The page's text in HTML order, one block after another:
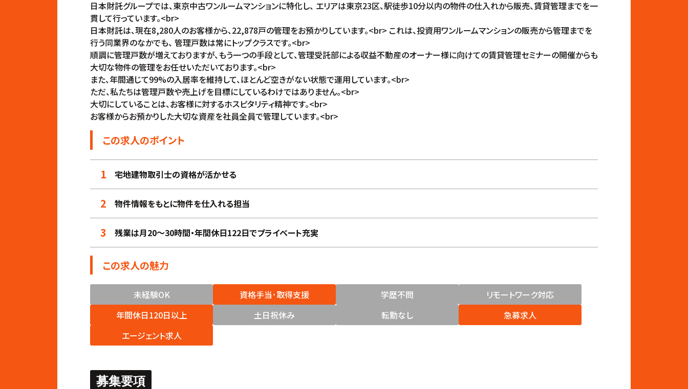
日本財託グループでは、東京中古ワンルームマンションに特化し、 エリアは東京23区、駅徒歩10分以内の物件の仕入れから販売、賃貸管理までを一
貫して行っています。<br>
日本財託は、現在8,280人のお客様から、22,878戸の管理をお預かりしています。<br> これは、投資用ワンルームマンションの販売から管理までを
行う同業界のなかでも、 管理戸数は常にトップクラスです。<br>
順調に管理戸数が増えておりますが、もう一つの手段として、管理受託部による収益不動産のオーナー様に向けての賃貸管理セミナーの開催からも
大切な物件の管理をお任せいただいております。<br>
また、年間通じて99%の入居率を維持して、ほとんど空きがない状態で運用しています。<br>
ただ、私たちは管理戸数や売上げを目標にしているわけではありません。<br>
大切にしていることは、お客様に対するホスピタリティ精神です。<br>
お客様からお預かりした大切な資産を社員全員で管理しています。<br>
この求人のポイント
1 宅地建物取引士の資格が活かせる
2 物件情報をもとに物件を仕入れる担当
3 残業は月20〜30時間・年間休日122日でプライベート充実
この求人の魅力
未経験OK 資格手当･取得支援 学歴不問
リモートワーク対応
年間休日120日以上
土日祝休み 転勤なし
急募求人
エージェント求人
募集要項